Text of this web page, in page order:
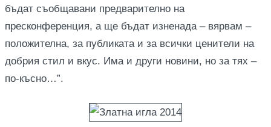
бъдат съобщавани предварително на
пресконференция, а ще бъдат изненада – вярвам –
положителна, за публиката и за всички ценители на
добрия стил и вкус. Има и други новини, но за тях –
по-късно…”.